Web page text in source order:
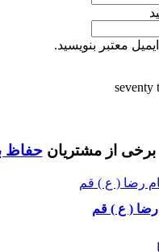
معتبر بنویسید.
برخی از مشتریانحفاظ
رضا ( ع ) قم